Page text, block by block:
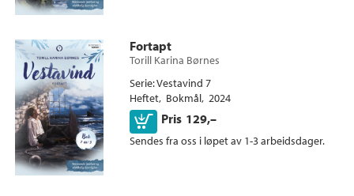
Fortapt
Torill Karina Børnes
Serie Vestavind 7
Heftet Bokmål 2024
Pris 129,–
Kjøp
Sendes fra oss i løpet av 1-3 arbeidsdager.